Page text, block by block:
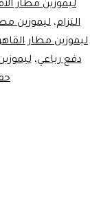
ليموزين مطار
التزام، ليموزين
ليموزين مطار
دفع رباعي،